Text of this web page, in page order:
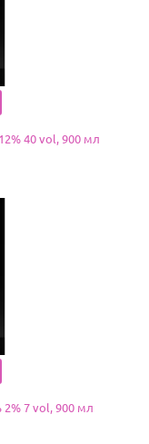
40 vol, 900 мл
7 vol, 900 мл